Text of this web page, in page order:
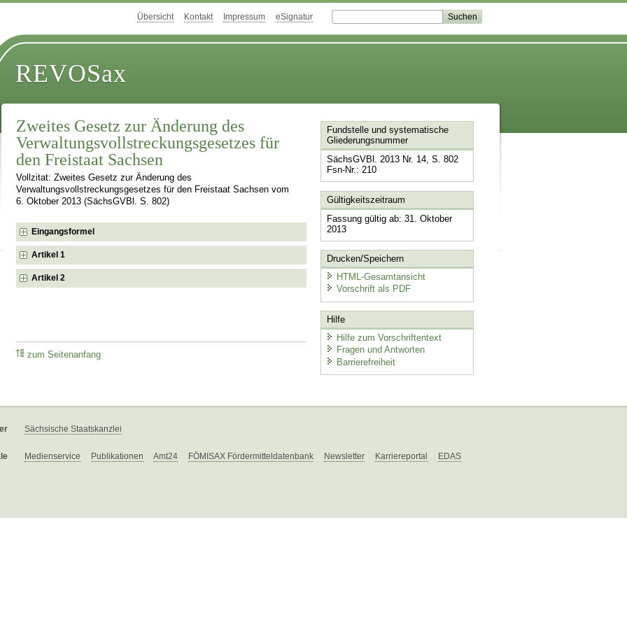
Übersicht Kontakt Impressum eSignatur
REVOSax
Zweites Gesetz zur Änderung des
Verwaltungsvollstreckungsgesetzes für
den Freistaat Sachsen
Vollzitat: Zweites Gesetz zur Änderung des
Verwaltungsvollstreckungsgesetzes für den Freistaat Sachsen vom
6. Oktober 2013 (SächsGVBl. S. 802)
Eingangsformel
Artikel 1
Artikel 2
zum Seitenanfang
Fundstelle und systematische
Gliederungsnummer
SächsGVBl. 2013 Nr. 14, S. 802
Fsn-Nr.: 210
Gültigkeitszeitraum
Fassung gültig ab: 31. Oktober
2013
Drucken/Speichern
HTML-Gesamtansicht
Vorschrift als PDF
Hilfe
Hilfe zum Vorschriftentext
Fragen und Antworten
Barrierefreiheit
Sächsische Staatskanzlei
Medienservice Publikationen Amt24 FÖMISAX Fördermitteldatenbank Newsletter Karriereportal EDAS